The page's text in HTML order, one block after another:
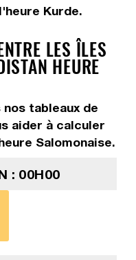
Kurde.
LES ÎLES
HEURE
tableaux de
aider à calculer
Salomonaise.
: 00H00